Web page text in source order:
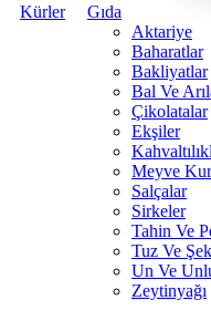
Kürler
Gıda
Aktariye
Baharatlar
Bakliyatlar
Bal Ve
Çikolatalar
Ekşiler
Meyve
Salçalar
Sirkeler
Tahin Ve
Tuz Ve
Un Ve
Zeytinyağı